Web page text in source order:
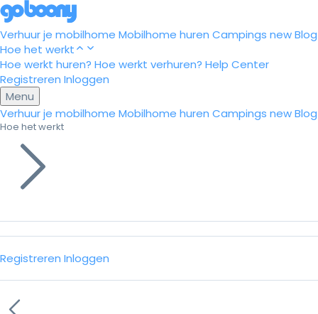
Verhuur je mobilhome Mobilhome huren Campings newBlog
Hoe het werkt
Hoe werkt huren? Hoe werkt verhuren? Help Center
Registreren Inloggen
Menu
Verhuur je mobilhome Mobilhome huren Campings newBlog
Hoe het werkt
Registreren Inloggen